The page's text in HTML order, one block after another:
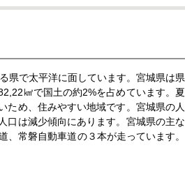
県で太平洋に面しています。宮城県は県
㎢で国土の約2%を占めています。夏
ため、住みやすい地域です。宮城県の人
口は減少傾向にあります。宮城県の主な
常磐自動車道の３本が走っています。